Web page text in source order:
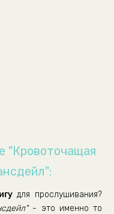
"Кровоточащая
для прослушивания?
- это именно то